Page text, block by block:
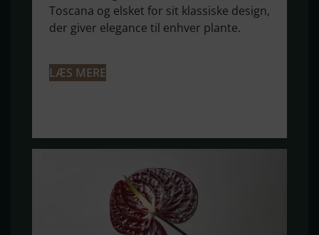
Toscana og elsket for sit klassiske design,
der giver elegance til enhver plante.
LÆS MERE